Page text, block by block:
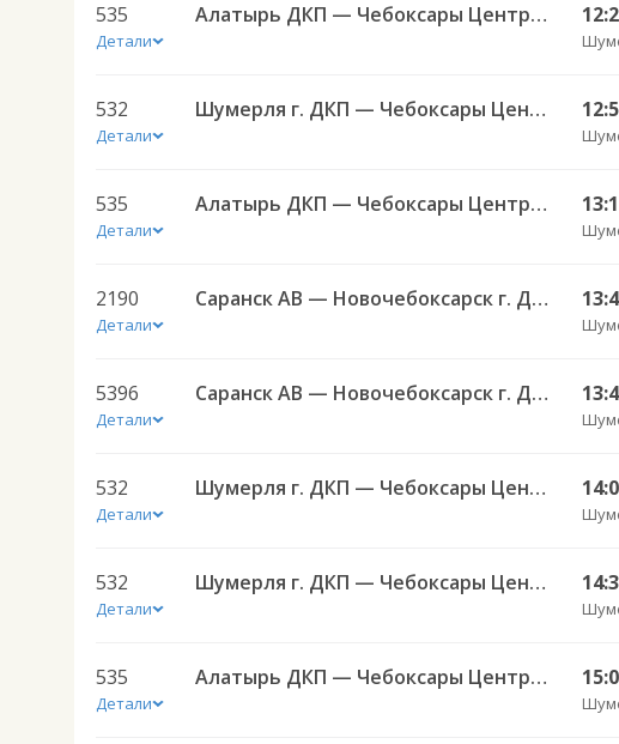
535
Детали
Алатырь ДКП — Чебоксары Центральный АВ 535
532
Детали
Шумерля г. ДКП — Чебоксары Центральный АВ 532
535
Детали
Алатырь ДКП — Чебоксары Центральный АВ 535
2190
Детали
Саранск АВ — Новочебоксарск г. ДКП 2190
5396
Детали
Саранск АВ — Новочебоксарск г. ДКП 5396
532
Детали
Шумерля г. ДКП — Чебоксары Центральный АВ 532
532
Детали
Шумерля г. ДКП — Чебоксары Центральный АВ 532
535
Детали
Алатырь ДКП — Чебоксары Центральный АВ 535